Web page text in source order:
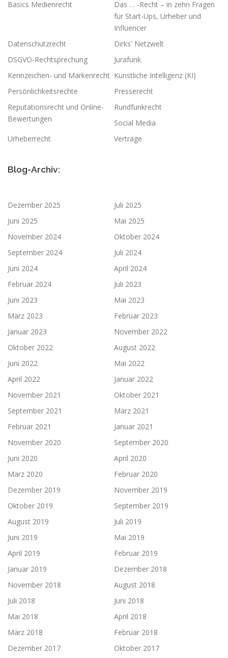
Basics Medienrecht
Das … -Recht – in zehn Fragen
für Start-Ups, Urheber und
Influencer
Datenschutzrecht
Dirks' Netzwelt
DSGVO-Rechtsprechung
Jurafunk
Kennzeichen- und Markenrecht Künstliche Intelligenz (KI)
Persönlichkeitsrechte
Presserecht
Reputationsrecht und Online-
Bewertungen
Rundfunkrecht
Social Media
Urheberrecht
Verträge
Blog-Archiv:
Dezember 2025
Juli 2025
Juni 2025
Mai 2025
November 2024
Oktober 2024
September 2024
Juli 2024
Juni 2024
April 2024
Februar 2024
Juli 2023
Juni 2023
Mai 2023
März 2023
Februar 2023
Januar 2023
November 2022
Oktober 2022
August 2022
Juni 2022
Mai 2022
April 2022
Januar 2022
November 2021
Oktober 2021
September 2021
März 2021
Februar 2021
Januar 2021
November 2020
September 2020
Juni 2020
April 2020
März 2020
Februar 2020
Dezember 2019
November 2019
Oktober 2019
September 2019
August 2019
Juli 2019
Juni 2019
Mai 2019
April 2019
Februar 2019
Januar 2019
Dezember 2018
November 2018
August 2018
Juli 2018
Juni 2018
Mai 2018
April 2018
März 2018
Februar 2018
Dezember 2017
Oktober 2017